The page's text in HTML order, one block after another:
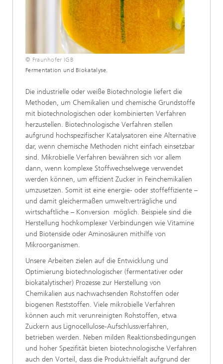
© Fraunhofer IGB
Fermentation und Biokatalyse.
Die industrielle oder weiße Biotechnologie liefert die
Methoden, um Chemikalien und chemische Grundstoffe
mit biotechnologischen oder kombinierten Verfahren
herzustellen. Biotechnologische Verfahren stellen
aufgrund hochspezifischer Katalysatoren eine Alternative
dar, wenn chemische Methoden nicht einfach einsetzbar
sind. Mikrobielle Verfahren bewähren sich vor allem
dann, wenn komplexe Stoffwechselwege verwendet
werden können, um effizient Zucker in Feinchemikalien
umzusetzen. Somit ist eine energie- oder stoffeffiziente –
und damit gleichermaßen umweltverträgliche und
wirtschaftliche – Konversion möglich. Beispiele sind die
Herstellung hochkomplexer Verbindungen wie Vitamine
und Biotenside oder Aminosäuren mithilfe von
Mikroorganismen.
Unsere Arbeiten zielen auf die Entwicklung und
Optimierung biotechnologischer (fermentativer oder
biokatalytischer) Prozesse zur Herstellung von
Chemikalien aus nachwachsenden Rohstoffen oder
biogenen Reststoffen. Viele mikrobielle Verfahren
können auch mit verunreinigten Rohstoffen, etwa
Zuckern aus Lignocellulose-Aufschlussverfahren,
betrieben werden. Neben milden Reaktionsbedingungen
und hoher Spezifität bieten biotechnologische Verfahren
auch den Vorteil, dass die Produktvielfalt aufgrund der